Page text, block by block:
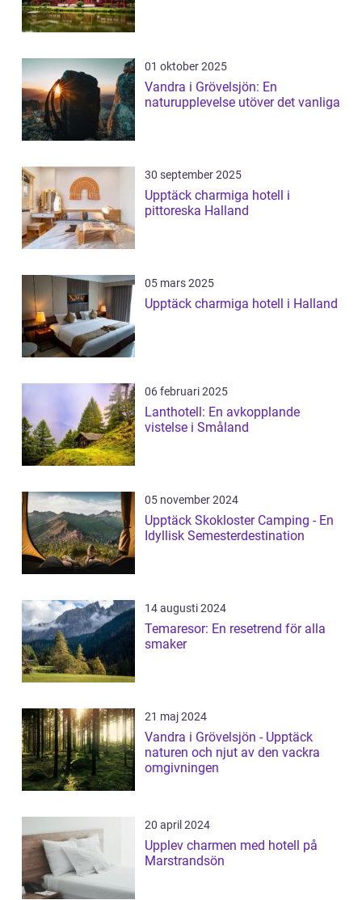
01 oktober 2025
Vandra i Grövelsjön: En
naturupplevelse utöver det vanliga
30 september 2025
Upptäck charmiga hotell i
pittoreska Halland
05 mars 2025
Upptäck charmiga hotell i Halland
06 februari 2025
Lanthotell: En avkopplande
vistelse i Småland
05 november 2024
Upptäck Skokloster Camping - En
Idyllisk Semesterdestination
14 augusti 2024
Temaresor: En resetrend för alla
smaker
21 maj 2024
Vandra i Grövelsjön - Upptäck
naturen och njut av den vackra
omgivningen
20 april 2024
Upplev charmen med hotell på
Marstrandsön